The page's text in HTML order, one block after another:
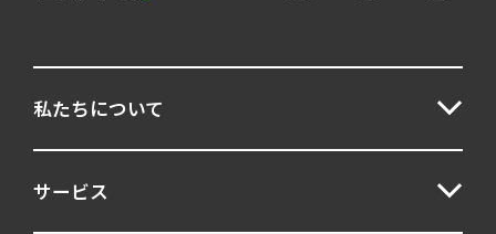
私たちについて
サービス